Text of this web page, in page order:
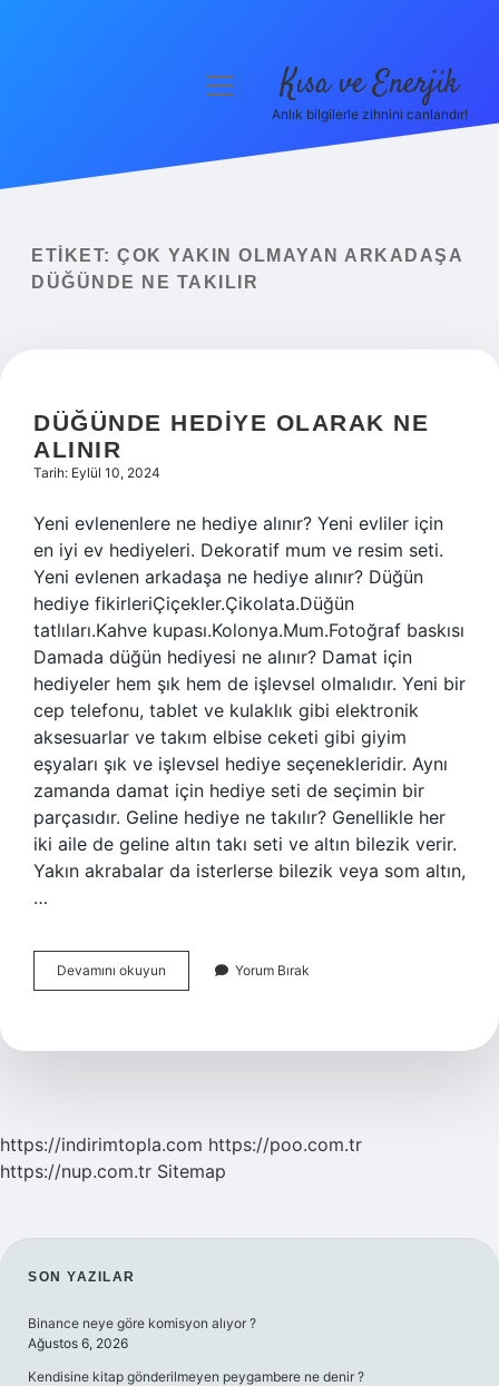
Yasal Uyarı
menüyü
Kısa ve Enerjik
Anlık bilgilerle zihnini canlandır!
ETIKET: ÇOK YAKIN OLMAYAN ARKADAŞA
DÜĞÜNDE NE TAKILIR
DÜĞÜNDE HEDIYE OLARAK NE
ALINIR
Tarih: Eylül 10, 2024
Yeni evlenenlere ne hediye alınır? Yeni evliler için
en iyi ev hediyeleri. Dekoratif mum ve resim seti.
Yeni evlenen arkadaşa ne hediye alınır? Düğün
hediye fikirleriÇiçekler.Çikolata.Düğün
tatlıları.Kahve kupası.Kolonya.Mum.Fotoğraf baskısı
Damada düğün hediyesi ne alınır? Damat için
hediyeler hem şık hem de işlevsel olmalıdır. Yeni bir
cep telefonu, tablet ve kulaklık gibi elektronik
aksesuarlar ve takım elbise ceketi gibi giyim
eşyaları şık ve işlevsel hediye seçenekleridir. Aynı
zamanda damat için hediye seti de seçimin bir
parçasıdır. Geline hediye ne takılır? Genellikle her
iki aile de geline altın takı seti ve altın bilezik verir.
Yakın akrabalar da isterlerse bilezik veya som altın,
…
Devamını okuyun Düğünde
Hediye
Alınır
Yorum Bırak
https://indirimtopla.com https://poo.com.tr
https://nup.com.tr Sitemap
SIDEBAR
SON YAZILAR
Binance neye göre komisyon alıyor ?
Ağustos 6, 2026
Kendisine kitap gönderilmeyen peygambere ne denir ?